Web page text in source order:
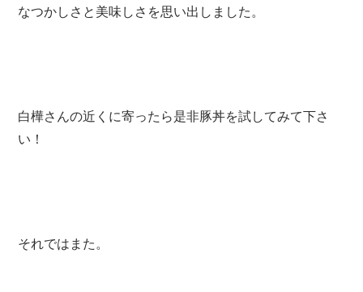
なつかしさと美味しさを思い出しました。
白樺さんの近くに寄ったら是非豚丼を試してみて下さ
い！
それではまた。